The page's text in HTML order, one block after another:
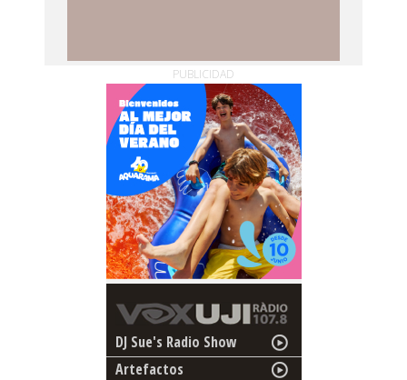
PUBLICIDAD
DJ Sue's Radio Show
Artefactos